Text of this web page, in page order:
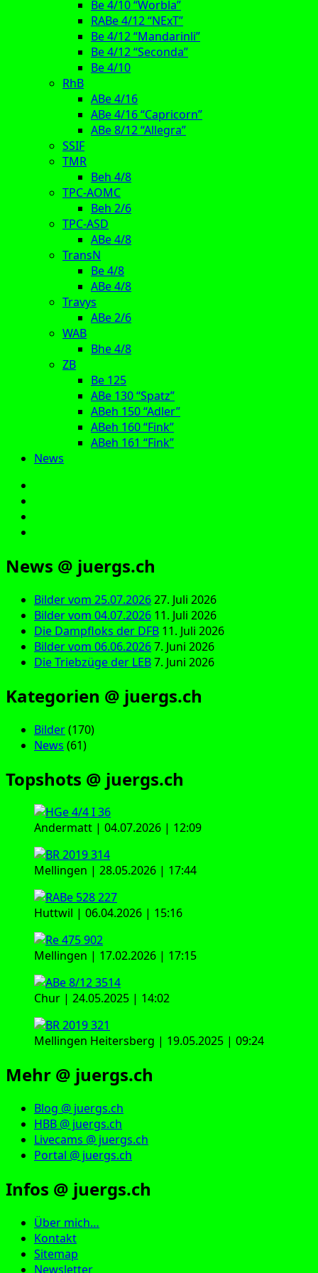
Be 4/10 “Worbla”
RABe 4/12 “NExT”
Be 4/12 “Mandarinli”
Be 4/12 “Seconda”
Be 4/10
RhB
ABe 4/16
ABe 4/16 “Capricorn”
ABe 8/12 “Allegra”
SSIF
TMR
Beh 4/8
TPC-AOMC
Beh 2/6
TPC-ASD
ABe 4/8
TransN
Be 4/8
ABe 4/8
Travys
ABe 2/6
WAB
Bhe 4/8
ZB
Be 125
ABe 130 “Spatz”
ABeh 150 “Adler”
ABeh 160 “Fink”
ABeh 161 “Fink”
News
News @ juergs.ch
Bilder vom 25.07.202627. Juli 2026
Bilder vom 04.07.2026 11. Juli 2026
Die Dampfloks der DFB 11. Juli 2026
Bilder vom 06.06.20267. Juni 2026
Die Triebzüge der LEB7. Juni 2026
Kategorien @ juergs.ch
Bilder(170)
News (61)
Topshots @ juergs.ch
Andermatt | 04.07.2026 | 12:09
Mellingen | 28.05.2026 | 17:44
Huttwil | 06.04.2026 | 15:16
Mellingen | 17.02.2026 | 17:15
Chur | 24.05.2025 | 14:02
Mellingen Heitersberg | 19.05.2025 | 09:24
Mehr @ juergs.ch
Blog @ juergs.ch
HBB @ juergs.ch
Livecams @ juergs.ch
Portal @ juergs.ch
Infos @ juergs.ch
Über mich…
Kontakt
Sitemap
Newsletter